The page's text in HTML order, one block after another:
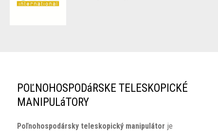
POĽNOHOSPODáRSKE TELESKOPICKÉ
MANIPULáTORY
Poľnohospodársky teleskopický manipulátor je